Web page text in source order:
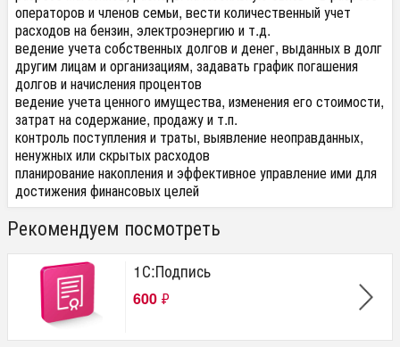
операторов и членов семьи, вести количественный учет
расходов на бензин, электроэнергию и т.д.
ведение учета собственных долгов и денег, выданных в долг
другим лицам и организациям, задавать график погашения
долгов и начисления процентов
ведение учета ценного имущества, изменения его стоимости,
затрат на содержание, продажу и т.п.
контроль поступления и траты, выявление неоправданных,
ненужных или скрытых расходов
планирование накопления и эффективное управление ими для
достижения финансовых целей
Рекомендуем посмотреть
1С:Подпись
600 ₽